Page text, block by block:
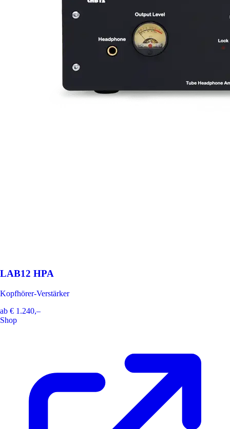
LAB12 HPA
Kopfhörer-Verstärker
ab € 1.240,–
Shop